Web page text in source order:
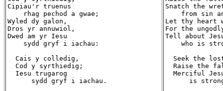
Cipiau'r truenus
    rhag pechod a gwae;
Wyled dy galon,
Dros yr annuwiol,
Dwed am yr Iesu
    sydd gryf i iachau:
  Cais y colledig,
  Cod y syrthiedig;
  Iesu trugarog
      sydd gryf i iachau.
Snatch the
from sin
Let thy heart
For the
Tell about
who is
Seek the
Raise the
Merciful
is